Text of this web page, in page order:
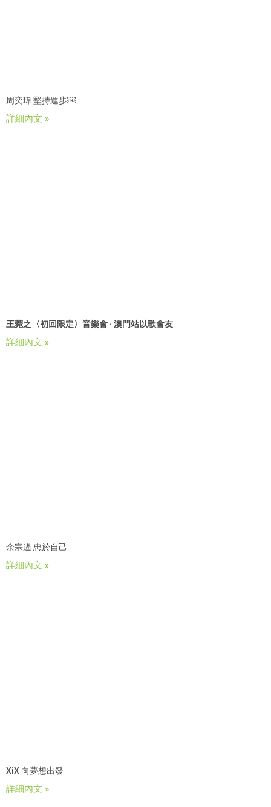
周奕瑋 堅持進步￼
詳細內文 »
王菀之〈初回限定〉音樂會 · 澳門站以歌會友
詳細內文 »
余宗遙 忠於自己
詳細內文 »
XiX 向夢想出發
詳細內文 »